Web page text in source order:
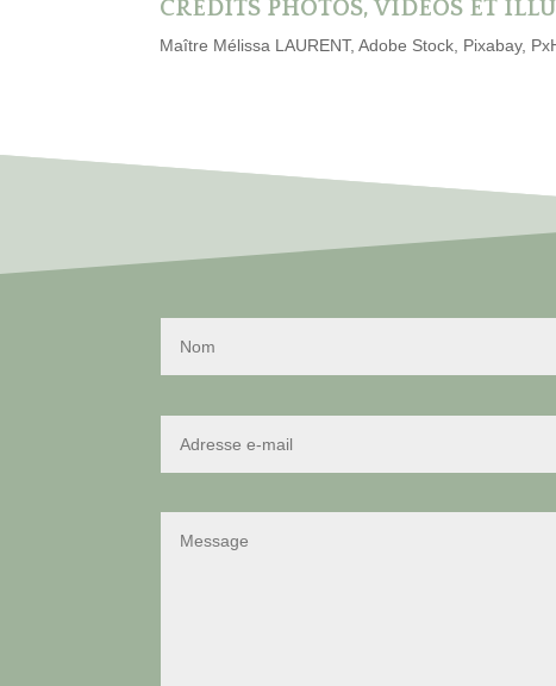
CRÉDITS PHOTOS, VIDÉOS ET
Maître Mélissa LAURENT, Adobe Stock, Pixabay,